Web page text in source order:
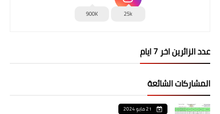
25k
900K
عدد الزائرين اخر 7 ايام
المشاركات الشائعة
21 مايو 2024